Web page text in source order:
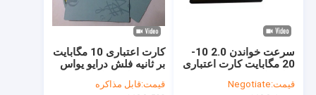
کارت اعتباری 10 مگابایت
بر ثانیه فلش درایو یواس
اس بی سفارشی
قیمت:قابل مذاکره
سرعت خواندن 2.0 10-
20 مگابایت کارت اعتباری
پلاستیکی ارسال با
قیمت:Negotiate